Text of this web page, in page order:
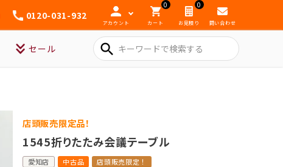
0120-031-932
アカウント
0
カート
0
お見積り 問い合わせ
セール search
店頭販売限定品！
1545折りたたみ会議テーブル
愛知店 中古品 店頭販売限定！